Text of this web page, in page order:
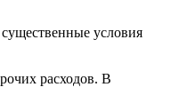
условия
расходов. В